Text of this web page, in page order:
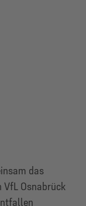
das
VfL Osnabrück